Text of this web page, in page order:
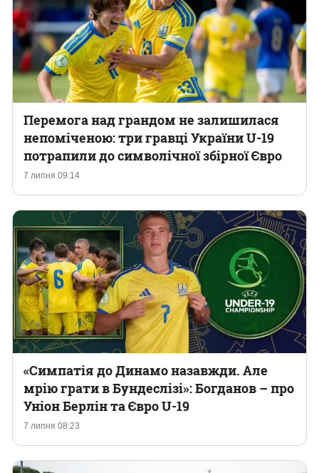
7 липня 09:14
Перемога над грандом не залишилася
непоміченою: три гравці України U-19
потрапили до символічної збірної Євро
7 липня 08:23
«Симпатія до Динамо назавжди. Але
мрію грати в Бундеслізі»: Богданов – про
Уніон Берлін та Євро U-19